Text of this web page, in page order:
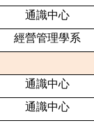
通識中心
經營管理學系
通識中心
通識中心